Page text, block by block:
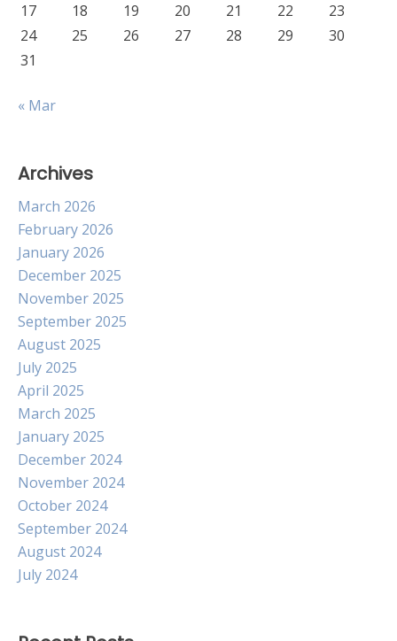
17
18 19 20 21 22
23
24
25 26 27 28 29
30
31
« Mar
Archives
March 2026
February 2026
January 2026
December 2025
November 2025
September 2025
August 2025
July 2025
April 2025
March 2025
January 2025
December 2024
November 2024
October 2024
September 2024
August 2024
July 2024